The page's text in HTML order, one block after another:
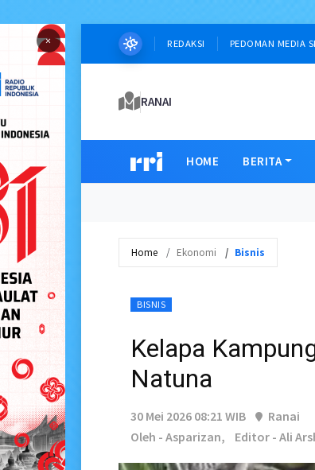
× REDAKSI PEDOMAN MEDIA
RANAI
HOME BERITA
Home Ekonomi Bisnis
BISNIS
Kelapa
Natuna
30 Mei 2026 08:21 WIB
Ranai
Oleh - Asparizan,
Editor - Ali